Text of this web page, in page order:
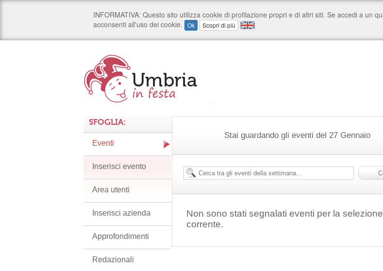
Stai guardando gli eventi del 27 Gennaio
Non sono stati segnalati eventi per la selezione
corrente.
SFOGLIA:
Eventi
Inserisci evento
Area utenti
Inserisci azienda
Approfondimenti
Redazionali